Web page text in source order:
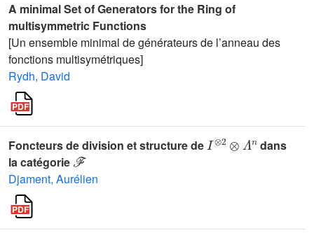
A minimal Set of Generators for the Ring of
multisymmetric Functions
[Un ensemble minimal de générateurs de l’anneau des
fonctions multisymétriques]
Rydh, David
Foncteurs de division et structure de
⊗2 Λ
dans
la catégorie
ℱ
Djament, Aurélien